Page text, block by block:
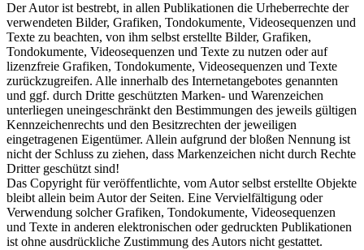
Der Autor ist bestrebt, in allen Publikationen die Urheberrechte der
verwendeten Bilder, Grafiken, Tondokumente, Videosequenzen und
Texte zu beachten, von ihm selbst erstellte Bilder, Grafiken,
Tondokumente, Videosequenzen und Texte zu nutzen oder auf
lizenzfreie Grafiken, Tondokumente, Videosequenzen und Texte
zurückzugreifen. Alle innerhalb des Internetangebotes genannten
und ggf. durch Dritte geschützten Marken- und Warenzeichen
unterliegen uneingeschränkt den Bestimmungen des jeweils gültigen
Kennzeichenrechts und den Besitzrechten der jeweiligen
eingetragenen Eigentümer. Allein aufgrund der bloßen Nennung ist
nicht der Schluss zu ziehen, dass Markenzeichen nicht durch Rechte
Dritter geschützt sind!
Das Copyright für veröffentlichte, vom Autor selbst erstellte Objekte
bleibt allein beim Autor der Seiten. Eine Vervielfältigung oder
Verwendung solcher Grafiken, Tondokumente, Videosequenzen
und Texte in anderen elektronischen oder gedruckten Publikationen
ist ohne ausdrückliche Zustimmung des Autors nicht gestattet.